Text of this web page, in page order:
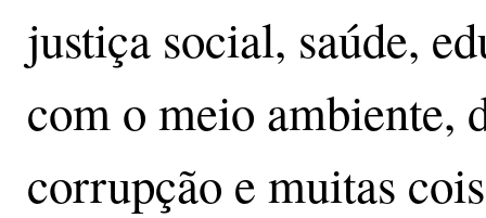
justiça social, saúde,
com o meio ambiente,
corrupção e muitas